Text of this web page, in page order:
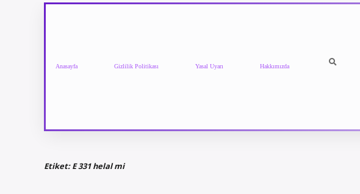
Anasayfa Gizlilik Politikası Yasal Uyarı Hakkımızda
Etiket:E 331 helal mi